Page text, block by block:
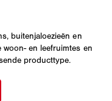
buitenjaloezieën en
en leefruimtes en
producttype.